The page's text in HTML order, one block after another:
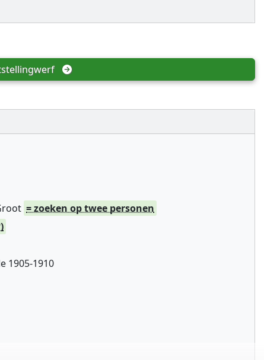
= zoeken op twee personen
1905-1910